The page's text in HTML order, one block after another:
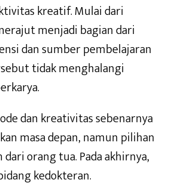
kreatif. Mulai dari
menjadi bagian dari
dan sumber pembelajaran
tidak menghalangi
dan kreativitas sebenarnya
masa depan, namun pilihan
orang tua. Pada akhirnya,
kedokteran.